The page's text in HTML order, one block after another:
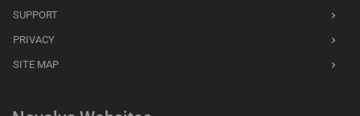
SUPPORT
PRIVACY
SITE MAP